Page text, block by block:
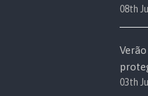
08th
03th